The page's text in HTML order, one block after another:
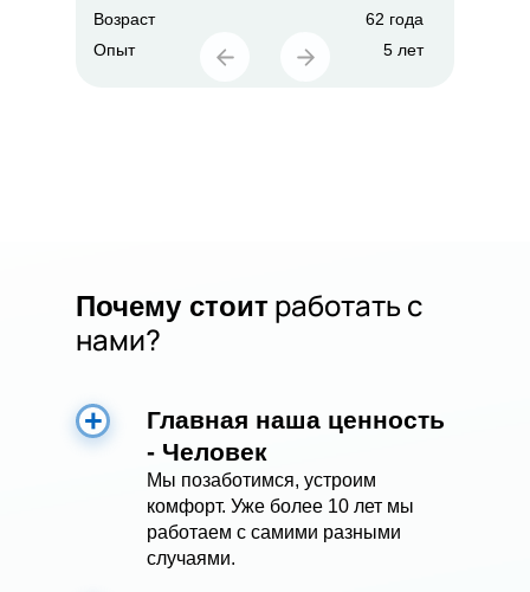
Возраст
62 года
Опыт
5 лет
Почему стоит работать с
нами?
Главная наша ценность
- Человек
Мы позаботимся, устроим
комфорт. Уже более 10 лет мы
работаем с самими разными
случаями.